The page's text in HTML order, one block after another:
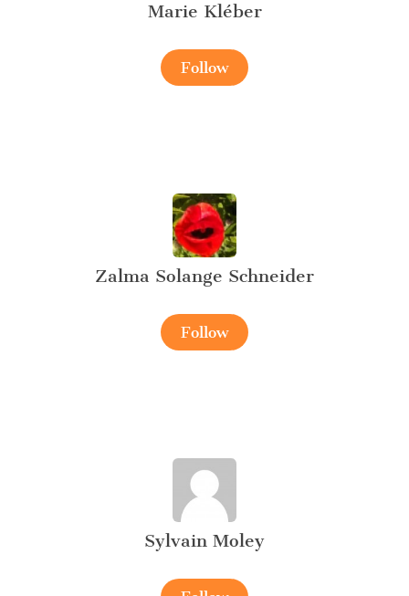
Marie Kléber
Follow
Zalma Solange Schneider
Follow
Sylvain Moley